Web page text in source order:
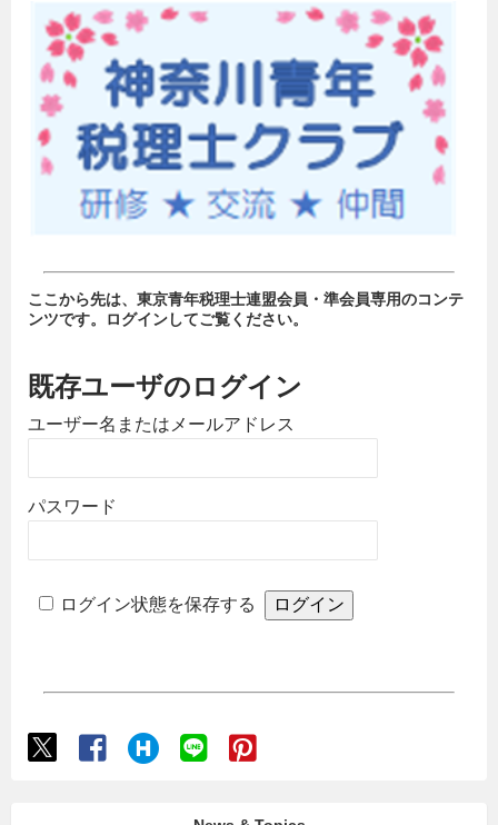
ここから先は、東京青年税理士連盟会員・準会員専用のコンテ
ンツです。ログインしてご覧ください。
既存ユーザのログイン
ユーザー名またはメールアドレス
パスワード
ログイン状態を保存する